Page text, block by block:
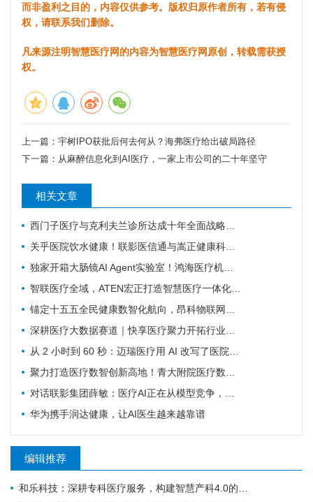
而非盈利之目的，内容仅供参考。版权归原作者所有，若有侵
权，请联系我们删除。
凡来源注明智慧医疗网的内容为智慧医疗网原创，转载需获授
权。
上一篇： 宇树IPO获批后何去何从？海弗医疗给出破局路径
下一篇： 从麻醉信息化到AI医疗，一家上市公司的二十年坚守
相关文章
西门子医疗与克利夫兰诊所达成十年全面战略协议
关乎医院饮水健康！联影医信通与嵩正健康科技战略合作
独家开箱大肠镜AI Agent实验室！鸿海医疗机器人成开刀房新要角
智联医疗全域，ATEN宏正打造智慧医疗一体化连接解决方案
锚定十五五全民健康数智化航向，昂科物联网全域技术筑牢智慧医院数字底座
深耕医疗大数据赛道｜快享医疗聚力开拓行业新价值
从 2 小时到 60 秒：迈瑞医疗用 AI 改写了医院最累科室的工作方式
聚力打造医疗数智创新高地！青大附院医疗数智联合实验室正式启用
对话联影集团薛敏：医疗AI正在从模型竞争，走向医疗体系的重构
华为携手润达健康，让AI医生越来越靠谱
编辑推荐
和乐科技：深耕专科医疗服务，构建智慧产科4.0的全流程闭环管理